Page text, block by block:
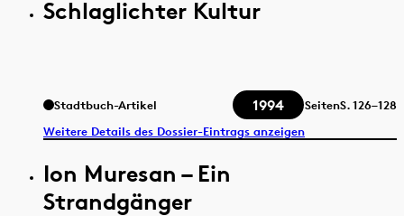
Schlaglichter Kultur
Stadtbuch-Artikel 1994 SeitenS.126–128
Weitere Details des Dossier-Eintrags anzeigen
Ion Muresan – Ein
Strandgänger